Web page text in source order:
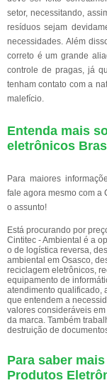
setor, necessitando,
resíduos sejam
necessidades. Além
correto é um grande
controle de pragas, já
tenham contato com a
malefício.
Entenda mais
eletrônicos
Para maiores
fale agora mesmo com a
o assunto!
Está procurando por
Cintitec - Ambiental é a
o de logística reversa,
ambiental em Osasco,
reciclagem eletrônicos,
equipamento de
atendimento qualificado,
que entendem a
valores consideráveis
da marca. Também
destruição de
Para saber
Produtos